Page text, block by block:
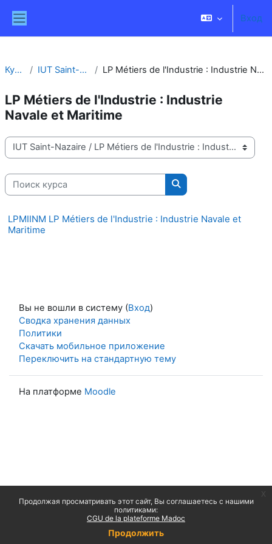
Продолжая просматривать этот сайт, Вы соглашаетесь с нашими
политиками:
CGU de la plateforme Madoc
Продолжить
Вход
Курсы IUT Saint-Nazaire LP Métiers de l'Industrie : Industrie Navale et Maritime
LP Métiers de l'Industrie : Industrie
Navale et Maritime
Категории курсов
Поиск курса
Поиск курса
LPMIINM LP Métiers de l'Industrie : Industrie Navale et
Maritime
Вы не вошли в систему (Вход)
Сводка хранения данных
Политики
Скачать мобильное приложение
Переключить на стандартную тему
На платформе Moodle